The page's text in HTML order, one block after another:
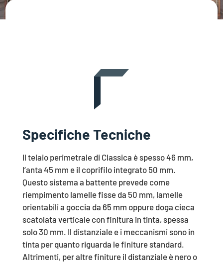
Specifiche Tecniche
Il telaio perimetrale di Classica è spesso 46 mm,
l’anta 45 mm e il coprifilo integrato 50 mm.
Questo sistema a battente prevede come
riempimento lamelle fisse da 50 mm, lamelle
orientabili a goccia da 65 mm oppure doga cieca
scatolata verticale con finitura in tinta, spessa
solo 30 mm. Il distanziale e i meccanismi sono in
tinta per quanto riguarda le finiture standard.
Altrimenti, per altre finiture il distanziale è nero o